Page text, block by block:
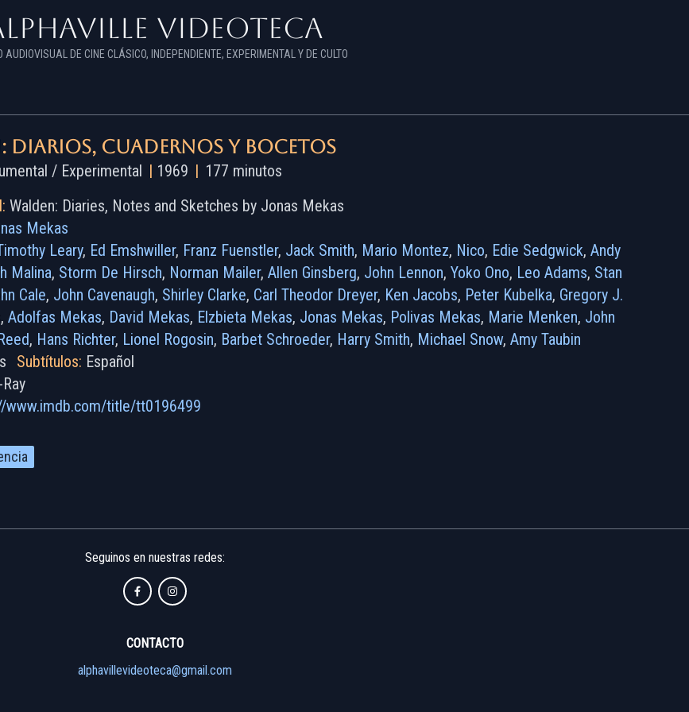
Videoteca
AUDIOVISUAL DE CINE CLÁSICO, INDEPENDIENTE, EXPERIMENTAL Y DE CULTO
Diarios, cuadernos y bocetos
/ Experimental | 1969 | 177 minutos
Walden: Diaries, Notes and Sketches by Jonas Mekas
Mekas
Leary, Ed Emshwiller, Franz Fuenstler, Jack Smith, Mario Montez, Nico, Edie Sedgwick, Andy
Malina, Storm De Hirsch, Norman Mailer, Allen Ginsberg, John Lennon, Yoko Ono, Leo Adams, Stan
Cale, John Cavenaugh, Shirley Clarke, Carl Theodor Dreyer, Ken Jacobs, Peter Kubelka, Gregory J.
, Adolfas Mekas, David Mekas, Elzbieta Mekas, Jonas Mekas, Polivas Mekas, Marie Menken, John
, Hans Richter, Lionel Rogosin, Barbet Schroeder, Harry Smith, Michael Snow, Amy Taubin
Subtítulos: Español
www.imdb.com/title/tt0196499
Seguinos en nuestras redes:
CONTACTO
alphavillevideoteca@gmail.com